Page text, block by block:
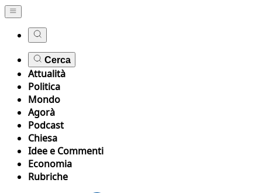
Cerca
Attualità
Politica
Mondo
Agorà
Podcast
Chiesa
Idee e Commenti
Economia
Rubriche